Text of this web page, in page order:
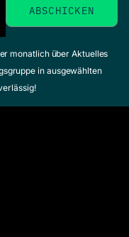
monatlich über Aktuelles
in ausgewählten